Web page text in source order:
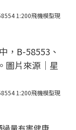
1:200飛機模型現
1:200飛機模型現